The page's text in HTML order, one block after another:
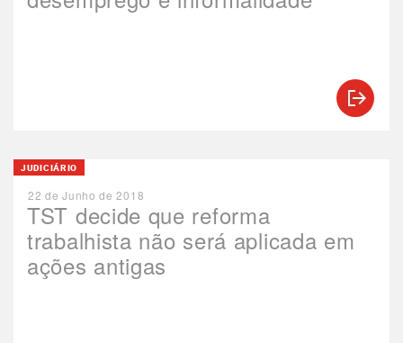
TST decide que reforma
trabalhista não será aplicada em
ações antigas
JUDICIÁRIO
22 de Junho de 2018